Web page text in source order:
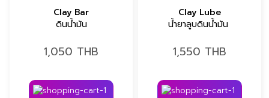
Clay Bar
ดินน้ำมัน
1,050 THB
Clay Lube
น้ำยาลูบดินน้ำมัน
1,550 THB